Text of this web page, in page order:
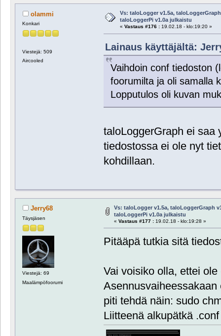
olammi
Konkari
Viestejä: 509
Aircooled
Vs: taloLogger v1.5a, taloLoggerGraph
taloLoggerPi v1.0a julkaistu
« Vastaus #176 :19.02.18 - klo:19:20 »
Lainaus käyttäjältä:
Vaihdoin conf tiedoston
foorumilta ja oli samalla
Lopputulos oli kuvan
taloLoggerGraph ei saa
tiedostossa ei ole nyt
kohdillaan.
Jerry68
Täysjäsen
Viestejä: 69
Maalämpöfoorumi
Vs: taloLogger v1.5a, taloLoggerGraph
taloLoggerPi v1.0a julkaistu
« Vastaus #177 :19.02.18 - klo:19:28 »
Pitääpä tutkia sitä
Vai voisiko olla, ettei
piti tehdä näin: sudo
Liitteenä alkupätkä